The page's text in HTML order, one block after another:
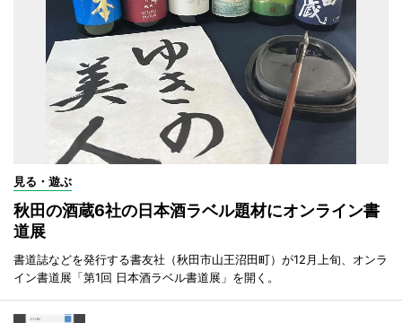
見る・遊ぶ
秋田の酒蔵6社の日本酒ラベル題材にオンライン書
道展
書道誌などを発行する書友社（秋田市山王沼田町）が12月上旬、オンラ
イン書道展「第1回 日本酒ラベル書道展」を開く。